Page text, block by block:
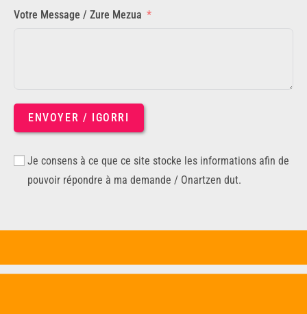
Votre Message / Zure Mezua
ENVOYER / IGORRI
Je consens à ce que ce site stocke les informations afin de
pouvoir répondre à ma demande / Onartzen dut.